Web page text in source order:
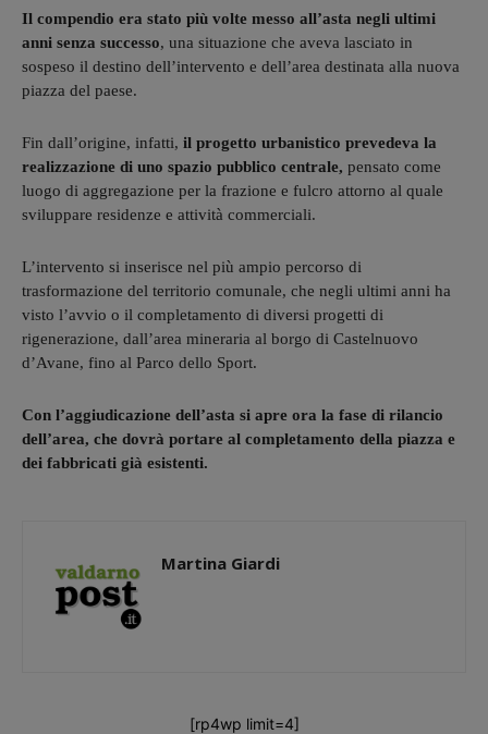
Il compendio era stato più volte messo all’asta negli ultimi
anni senza successo, una situazione che aveva lasciato in
sospeso il destino dell’intervento e dell’area destinata alla nuova
piazza del paese.
Fin dall’origine, infatti, il progetto urbanistico prevedeva la
realizzazione di uno spazio pubblico centrale, pensato come
luogo di aggregazione per la frazione e fulcro attorno al quale
sviluppare residenze e attività commerciali.
L’intervento si inserisce nel più ampio percorso di
trasformazione del territorio comunale, che negli ultimi anni ha
visto l’avvio o il completamento di diversi progetti di
rigenerazione, dall’area mineraria al borgo di Castelnuovo
d’Avane, fino al Parco dello Sport.
Con l’aggiudicazione dell’asta si apre ora la fase di rilancio
dell’area, che dovrà portare al completamento della piazza e
dei fabbricati già esistenti.
Martina Giardi
[rp4wp limit=4]